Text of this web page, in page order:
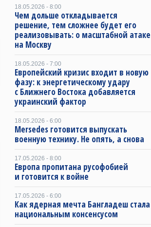
18.05.2026 - 8:00
Чем дольше откладывается
решение, тем сложнее будет его
реализовывать: о масштабной атаке
на Москву
18.05.2026 - 7:00
Европейский кризис входит в новую
фазу: к энергетическому удару
с Ближнего Востока добавляется
украинский фактор
18.05.2026 - 6:00
Mersedes готовится выпускать
военную технику. Не опять, а снова
17.05.2026 - 8:00
Европа пропитана русофобией
и готовится к войне
17.05.2026 - 6:00
Как ядерная мечта Бангладеш стала
национальным консенсусом